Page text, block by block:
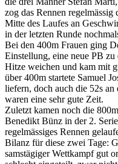
zog das Rennen
Mitte des Laufes an
in der letzten Runde
Bei den 400m Frauen ging
Einstellung, eine neue PB zu
Hitze weichen und kam mit
über 400m startete Samuel
liefern, doch auch die 52s an
waren eine sehr gute Zeit.
Zuletzt kamen noch die
Benedikt Bünz in der 2.
regelmässiges Rennen
Bilanz für diese zwei Tage:
samstägiger Wettkampf gut